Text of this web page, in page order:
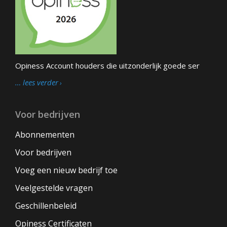
Opiness Account houders die uitzonderlijk goede ser
… lees verder
Voor bedrijven
Abonnementen
Voor bedrijven
Voeg een nieuw bedrijf toe
Veelgestelde vragen
Geschillenbeleid
Opiness Certificaten